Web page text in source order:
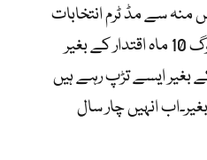
سے مڈ ٹرم انتخابات
کی بات کر رہے ہیں؟یہ لوگ 10 ماہ اقتدار کے بغیر
بغیر ایسے تڑپ رہے ہیں
انہیں چار سال